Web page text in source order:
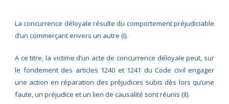
La concurrence déloyale résulte du comportement préjudiciable
d’un commerçant envers un autre (I).
A ce titre, la victime d’un acte de concurrence déloyale peut, sur
le fondement des articles 1240 et 1241 du Code civil engager
une action en réparation des préjudices subis dès lors qu’une
faute, un préjudice et un lien de causalité sont réunis (II).